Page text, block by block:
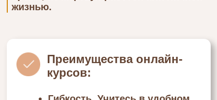
Форматы и количество
часов практики
получением сертификата или
диплома